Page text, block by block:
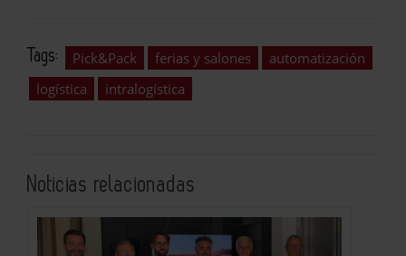
Tags: Pick&Pack ferias y salones
automatización
logística
intralogística
Noticias relacionadas